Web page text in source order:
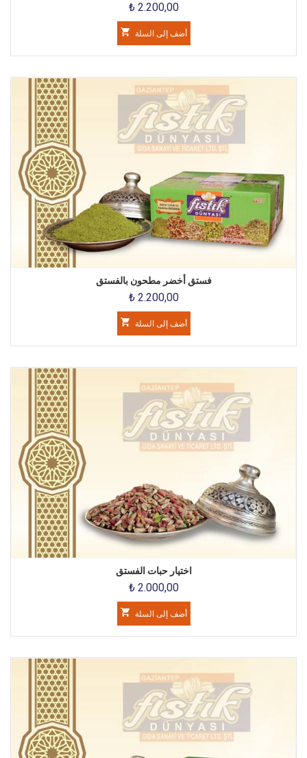
₺ 2.200,00
أضف إلى السلة
فستق أخضر مطحون بالفستق
₺ 2.200,00
أضف إلى السلة
اختيار حبات الفستق
₺ 2.000,00
أضف إلى السلة